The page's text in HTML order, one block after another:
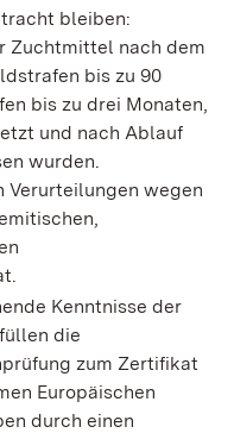
bleiben:
Zuchtmittel nach dem
bis zu 90
bis zu drei Monaten,
und nach Ablauf
wurden.
Verurteilungen wegen
Kenntnisse der
die
zum Zertifikat
Europäischen
durch einen